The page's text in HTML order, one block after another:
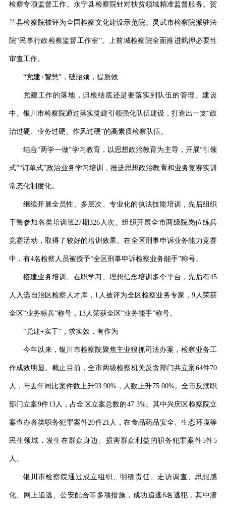
检察专项监督工作。永宁县检察院针对扶贫领域精准监督服务。贺
兰县检察院被评为全国检察文化建设示范院。灵武市检察院派驻法
院“民事行政检察监督工作室”。上前城检察院全面推进羁押必要性
审查工作。
“党建+智慧”，破瓶颈，提质效
党建工作的落地，归根结底还是要落实到队伍的管理、建设
中。银川市检察院通过落实党建引领强化队伍建设，打造出一支“政
治过硬、业务过硬、作风过硬”的高素质检察队伍。
结合“两学一做”学习教育，以思想政治教育为主导，开展“引领
式”“订单式”政治业务学习培训，推进思想政治教育和业务竞赛实训
常态化制度化。
继续开展全员性、多层次、专业化的执法技能培训，先后组织
干警参加各类培训班27期326人次 。组织开展全市两级院岗位练兵
竞赛活动，取得了较好的培训效果。在全区刑事申诉业务能力竞赛
中，有4名检察人员被授予“全区刑事申诉检察业务能手”称号。
搭建业务培训、在职学习、理想信念培训多个平台，先后有45
人 入选自治区检察人才库， 1 人被评为全区检察业务专家，9人荣获
全区“业务标兵”称号，13人荣获全区“业务能手”称号。
“党建+实干”，求实效，有作为
今年以来，银川市检察院聚焦主业狠抓司法办案，检察业务工
作成效明显。截止目前，全市两级检察机关反贪部门共立案64件70
人，与去年同比案件数上升93.90%，人数上升75.00%。全市反渎职
部门立案9件13人，占全区立案总数的47.3%。 其中兴庆区检察院立
案查办各类职务犯罪案件20件21 人，在食品药品安全、生态环境等
民生领域，发生在群众身边、损害群众利益的职务犯罪案件5件5
人。
银川市检察院通过成立组织、明确责任、走访调查、思想感
化、网上追逃、公安配合等多项措施，成功追逃6名逃犯 ，其中潜